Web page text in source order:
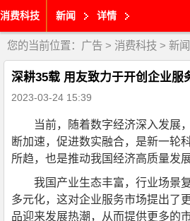
消费科技 新闻 详情
您的当前位置： 广告 > 消费科技 > 新闻
深耕35载 用友致力于开创企业服
2023-03-24 15:39
当前，随着数字经济深入发展
断加速，促进数实融合，是新一轮
所趋，也是推动我国经济高质量发
我国产业生态丰富，行业场景
多元化，这对企业服务市场提出了
品迎来发展热潮，从而提供更多的